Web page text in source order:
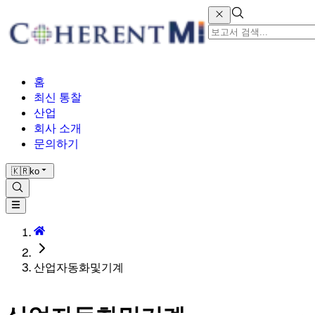
홈
최신 통찰
산업
회사 소개
문의하기
🇰🇷ko
산업자동화및기계